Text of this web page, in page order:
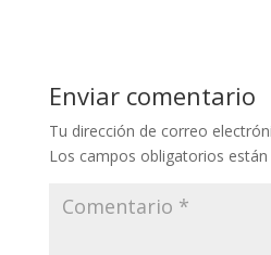
Enviar comentario
Tu dirección de correo
Los campos obligatorios